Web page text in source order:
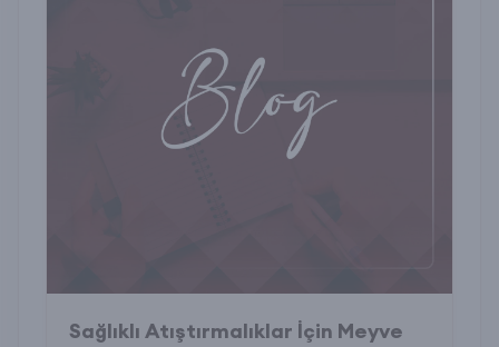
Sağlıklı Atıştırmalıklar İçin Meyve